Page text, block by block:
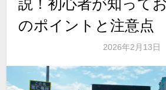
説！初心者が知って
のポイントと注意点
2026年2月13日